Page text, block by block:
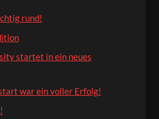
rund!
startet in ein neues
war ein voller Erfolg!